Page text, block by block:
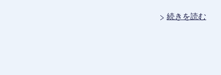
続きを読む